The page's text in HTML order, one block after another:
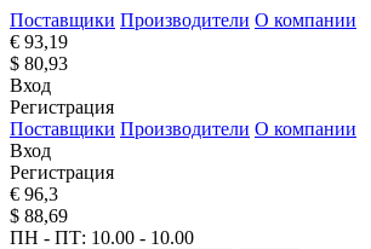
Поставщики Производители О компании
€ 93,19
$ 80,93
Вход
Регистрация
Поставщики Производители О компании
Вход
Регистрация
€ 96,3
$ 88,69
ПН - ПТ: 10.00 - 10.00